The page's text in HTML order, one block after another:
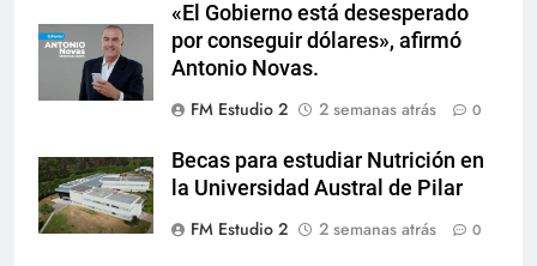
«El Gobierno está desesperado
por conseguir dólares», afirmó
Antonio Novas.
FM Estudio 2
2 semanas atrás 0
Becas para estudiar Nutrición en
la Universidad Austral de Pilar
FM Estudio 2
2 semanas atrás 0